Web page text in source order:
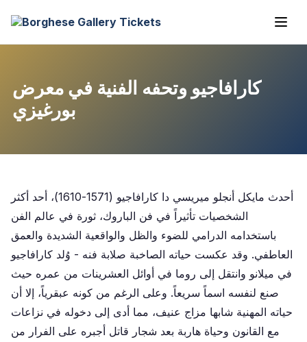
كارافاجيو وتحفه الفنية في معرض
بورغيزي
أحدث مايكل أنجلو ميريسي دا كارافاجيو (1571-1610)، أحد أكثر
الشخصيات تأثيراً في فن الباروك، ثورة في عالم الفن
باستخدامه الدرامي للضوء والظل والواقعية الشديدة والعمق
العاطفي. وقد عكست حياته الصاخبة صلابة فنه - وُلد كارافاجيو
في ميلانو وانتقل إلى روما في أوائل العشرينات من عمره حيث
صنع لنفسه اسماً سريعاً. وعلى الرغم من كونه عبقرياً، إلا أن
حياته المهنية شابها مزاج عنيف، مما أدى إلى دخوله في نزاعات
مع القانون وحياة هاربة بعد شجار قاتل أجبره على الفرار من